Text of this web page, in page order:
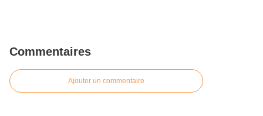
Commentaires
Ajouter un commentaire